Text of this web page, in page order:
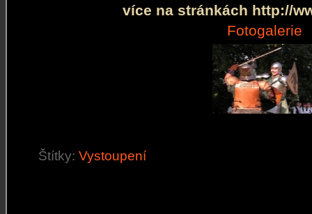
více na stránkách http://
Fotogalerie
Štítky: Vystoupení